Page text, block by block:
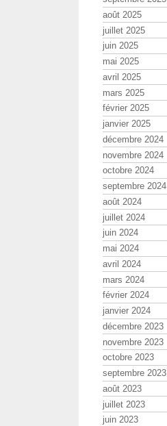
août 2025
juillet 2025
juin 2025
mai 2025
avril 2025
mars 2025
février 2025
janvier 2025
décembre 2024
novembre 2024
octobre 2024
septembre 2024
août 2024
juillet 2024
juin 2024
mai 2024
avril 2024
mars 2024
février 2024
janvier 2024
décembre 2023
novembre 2023
octobre 2023
septembre 2023
août 2023
juillet 2023
juin 2023